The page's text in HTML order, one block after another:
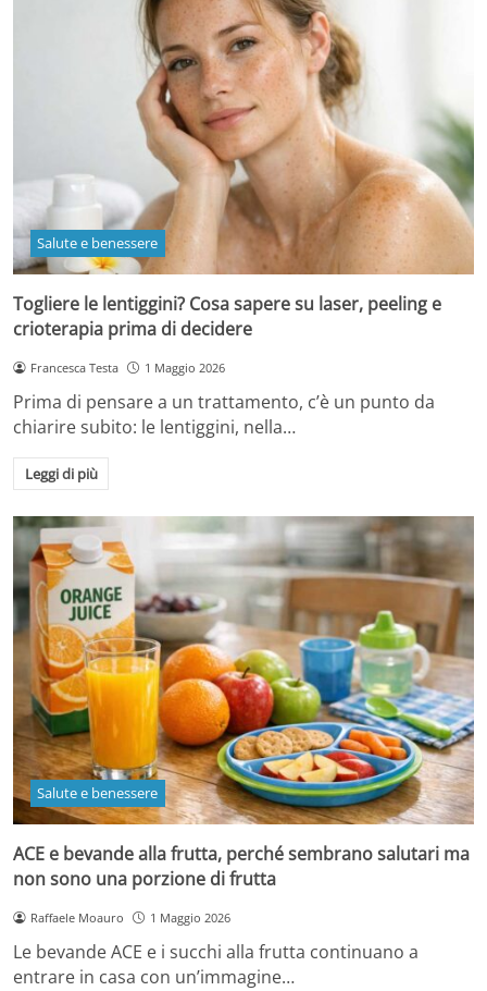
Salute e benessere
Togliere le lentiggini? Cosa sapere su laser, peeling e
crioterapia prima di decidere
Francesca Testa 1 Maggio 2026
Prima di pensare a un trattamento, c’è un punto da
chiarire subito: le lentiggini, nella…
Leggi di più
Salute e benessere
ACE e bevande alla frutta, perché sembrano salutari ma
non sono una porzione di frutta
Raffaele Moauro 1 Maggio 2026
Le bevande ACE e i succhi alla frutta continuano a
entrare in casa con un’immagine…